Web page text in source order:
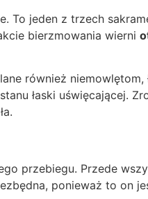
To jeden z trzech
bierzmowania wierni
również niemowlętom,
łaski uświęcającej.
przebiegu. Przede
ponieważ to on